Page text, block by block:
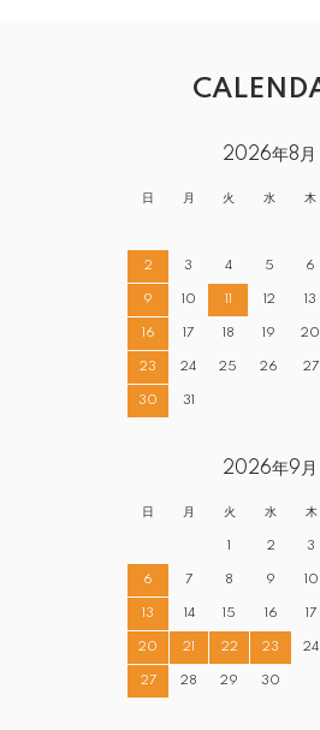
2026年8月
日 月 火 水 木
2 3 4 5 6
9 10 11 12 13
16 17 18 19 20
23 24 25 26 27
30 31
2026年9月
日 月 火 水 木
1 2 3
6 7 8 9 10
13 14 15 16 17
20 21 22 23 24
27 28 29 30